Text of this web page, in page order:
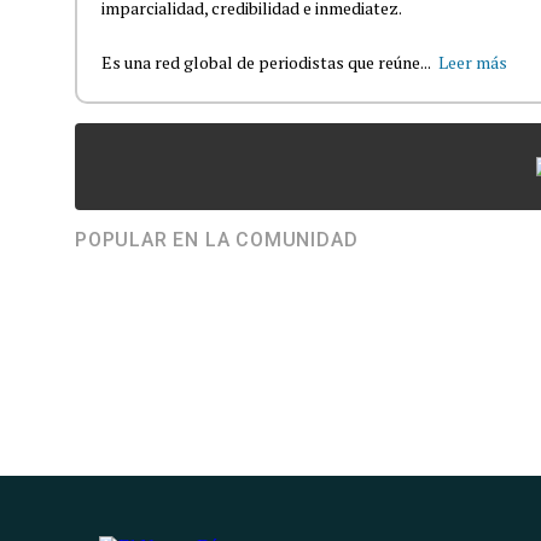
imparcialidad, credibilidad e inmediatez.
Es una red global de periodistas que reúne... Leer más
POPULAR EN LA COMUNIDAD